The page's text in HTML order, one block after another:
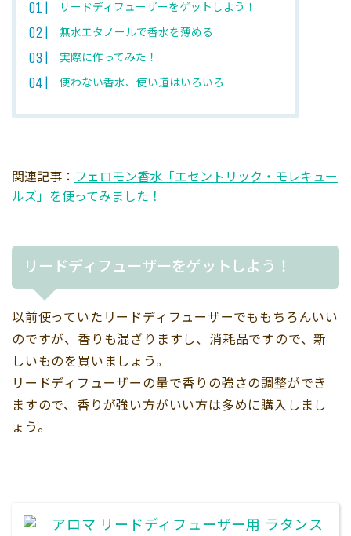
リードディフューザーをゲットしよう！
無水エタノールで香水を薄める
実際に作ってみた！
使わない香水、使い道はいろいろ
関連記事： フェロモン香水「エセントリック・モレキュー
ルズ」を使ってみました！
リードディフューザーをゲットしよう！
以前使っていたリードディフューザーでももちろんいい
のですが、香りも混ざりますし、消耗品ですので、新
しいものを買いましょう。
リードディフューザーの量で香りの強さの調整ができ
ますので、香りが強い方がいい方は多めに購入しまし
ょう。
アロマ リードディフューザー用 ラタンス